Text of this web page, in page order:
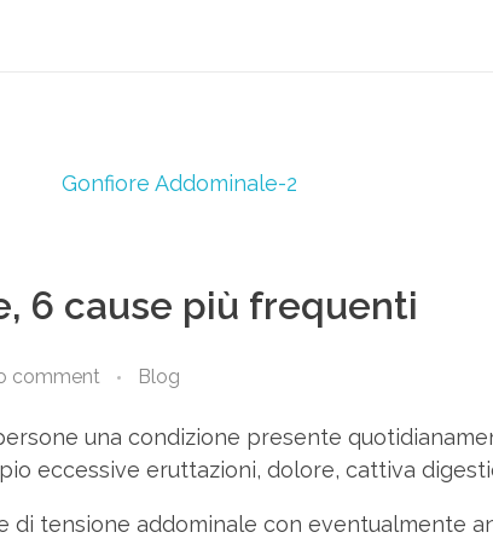
6 cause più frequenti
comment Blog
una condizione presente
eccessive eruttazioni, dolore, cattiva
di tensione addominale con eventualmente